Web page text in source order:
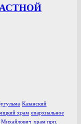
Казанский
храм епархиальное
Михайлович храм прп.